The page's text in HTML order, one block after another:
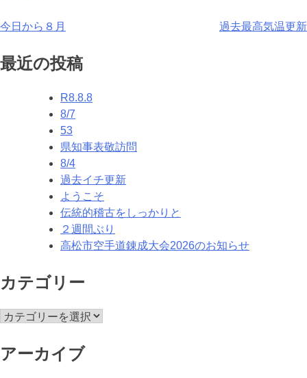
投
稿
今日から８月 過去最高気温更新
最近の投稿
R8.8.8
8/7
53
県知事表敬訪問
8/4
過去イチ更新
ようこそ
伝統的稽古をしっかりと
２週間ぶり
高松市空手道錬成大会2026のお知らせ
カテゴリー
カ
ゴ
アーカイブ